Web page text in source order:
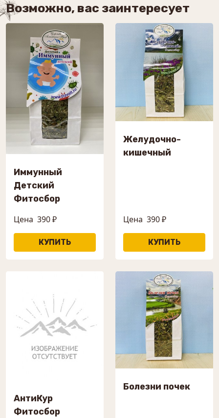
Возможно, вас заинтересует
Иммунный
Детский
Фитосбор
Цена 390 ₽
Желудочно-
кишечный
Цена 390 ₽
АнтиКур
Фитосбор
Болезни почек